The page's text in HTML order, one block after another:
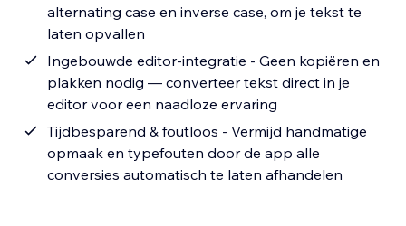
alternating case en inverse case, om je tekst te
laten opvallen
Ingebouwde editor-integratie - Geen kopiëren en
plakken nodig — converteer tekst direct in je
editor voor een naadloze ervaring
Tijdbesparend & foutloos - Vermijd handmatige
opmaak en typefouten door de app alle
conversies automatisch te laten afhandelen